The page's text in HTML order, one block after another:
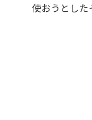
使おうとし